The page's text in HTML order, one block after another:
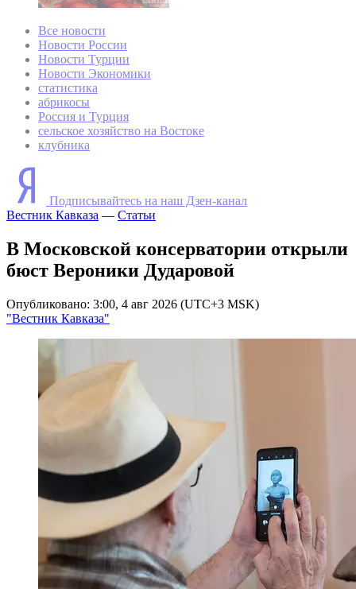
Все новости
Новости России
Новости Турции
Новости Экономики
статистика
абрикосы
Россия и Турция
сельское хозяйство на Востоке
клубника
Подписывайтесь на наш Дзен-канал
Вестник Кавказа — Статьи
В Московской консерватории открыли
бюст Вероники Дударовой
Опубликовано: 3:00, 4 авг 2026 (UTC+3 MSK)
"Вестник Кавказа"